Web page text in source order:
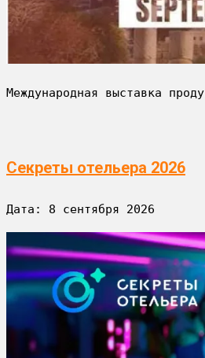
Международная выставка
Секреты отельера 2026
Дата: 8 сентября 2026